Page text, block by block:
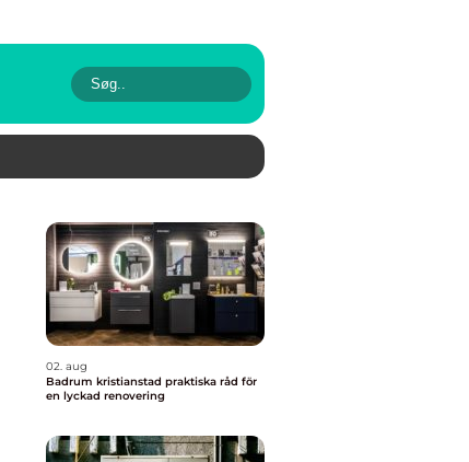
02. aug
Badrum kristianstad praktiska råd för
en lyckad renovering